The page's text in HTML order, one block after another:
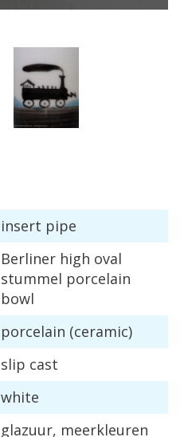
insert pipe
Berliner high oval
stummel porcelain
bowl
porcelain (ceramic)
slip cast
white
glazuur, meerkleuren